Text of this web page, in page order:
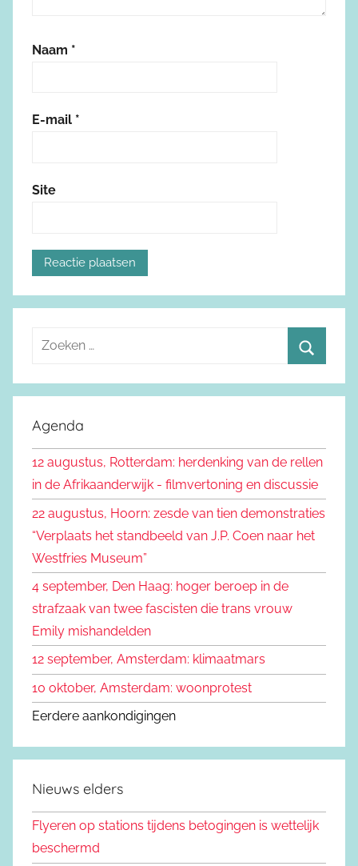
Naam *
E-mail *
Site
e
e
n
a
a
:
o
e
n
Agenda
12 augustus, Rotterdam: herdenking van de rellen
in de Afrikaanderwijk - filmvertoning en discussie
22 augustus, Hoorn: zesde van tien demonstraties
“Verplaats het standbeeld van J.P. Coen naar het
Westfries Museum”
4 september, Den Haag: hoger beroep in de
strafzaak van twee fascisten die trans vrouw
Emily mishandelden
12 september, Amsterdam: klimaatmars
10 oktober, Amsterdam: woonprotest
Eerdere aankondigingen
Nieuws elders
Flyeren op stations tijdens betogingen is wettelijk
beschermd